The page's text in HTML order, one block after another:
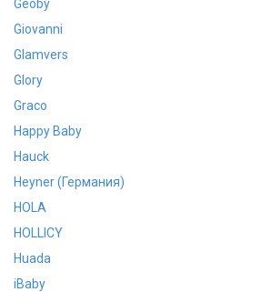
Geoby
Giovanni
Glamvers
Glory
Graco
Happy Baby
Hauck
Heyner (Германия)
HOLA
HOLLICY
Huada
iBaby